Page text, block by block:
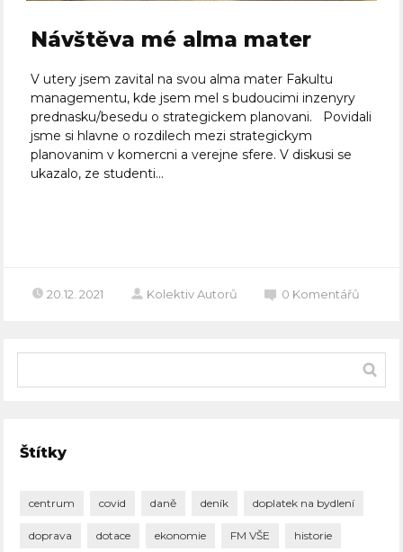
Návštěva mé alma mater
V utery jsem zavital na svou alma mater Fakultu
managementu, kde jsem mel s budoucimi inzenyry
prednasku/besedu o strategickem planovani. Povidali
jsme si hlavne o rozdilech mezi strategickym
planovanim v komercni a verejne sfere. V diskusi se
ukazalo, ze studenti...
20.12. 2021 Kolektiv Autorů 0 Komentářů
Štítky
centrum covid daně deník doplatek na bydlení
doprava dotace ekonomie FM VŠE historie